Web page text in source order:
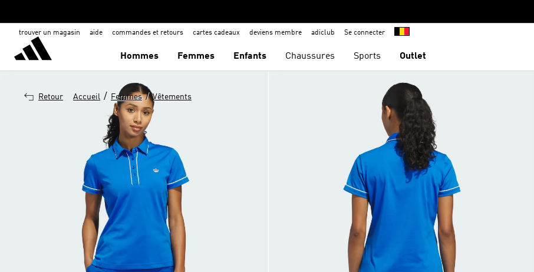
trouver un magasin aide commandes et retours cartes cadeaux deviens membre adiclub Se connecter
Hommes Femmes Enfants Chaussures Sports Outlet
Retour Accueil / Femmes / Vêtements